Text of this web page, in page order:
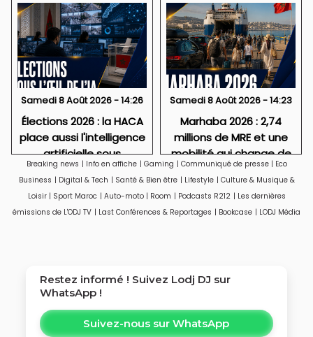
Samedi 8 Août 2026 - 14:26
Élections 2026 : la HACA
place aussi l'intelligence
artificielle sous
surveillance
Samedi 8 Août 2026 - 14:23
Marhaba 2026 : 2,74
millions de MRE et une
mobilité qui change de
visage
Breaking news | Info en affiche | Gaming | Communiqué de presse | Eco
Business | Digital & Tech | Santé & Bien être | Lifestyle | Culture & Musique &
Loisir | Sport Maroc | Auto-moto | Room | Podcasts R212 | Les dernières
émissions de L'ODJ TV | Last Conférences & Reportages | Bookcase | LODJ Média
Restez informé ! Suivez Lodj DJ sur
WhatsApp !
Suivez-nous sur WhatsApp